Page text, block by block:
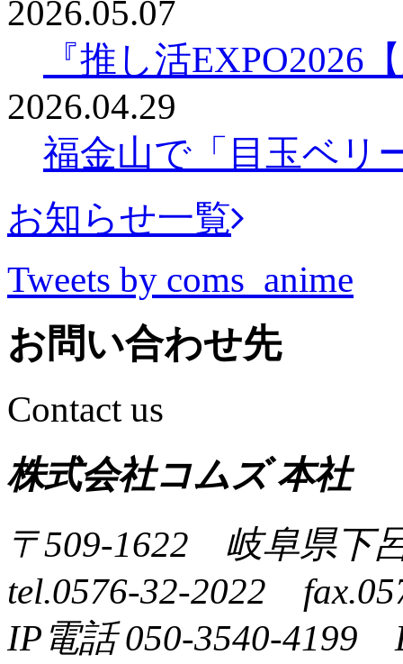
2026.05.07
『推し活EXPO2026
2026.04.29
福金山で「目玉ベリ
お知らせ一覧
Tweets by coms_anime
お問い合わせ先
Contact us
株式会社コムズ 本社
〒509-1622 岐阜県下
tel.0576-32-2022
IP電話 050-3540-4199